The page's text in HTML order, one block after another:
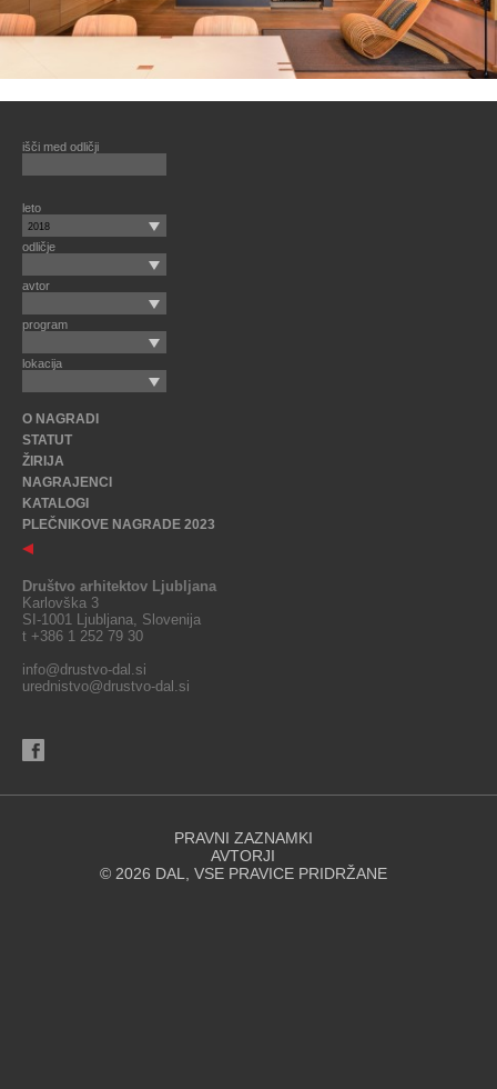
išči med odličji
leto
2018
odličje
avtor
program
lokacija
O NAGRADI
STATUT
ŽIRIJA
NAGRAJENCI
KATALOGI
PLEČNIKOVE NAGRADE 2023
Društvo arhitektov Ljubljana
Karlovška 3
SI-1001 Ljubljana, Slovenija
t +386 1 252 79 30
info@drustvo-dal.si
urednistvo@drustvo-dal.si
PRAVNI ZAZNAMKI
AVTORJI
© 2026 DAL, VSE PRAVICE PRIDRŽANE